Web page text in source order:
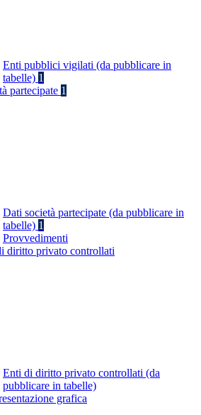
Enti pubblici vigilati (da pubblicare in
tabelle) 1
partecipate 1
Dati società partecipate (da pubblicare in
tabelle) 1
Provvedimenti
diritto privato controllati
Enti di diritto privato controllati (da
pubblicare in tabelle)
grafica